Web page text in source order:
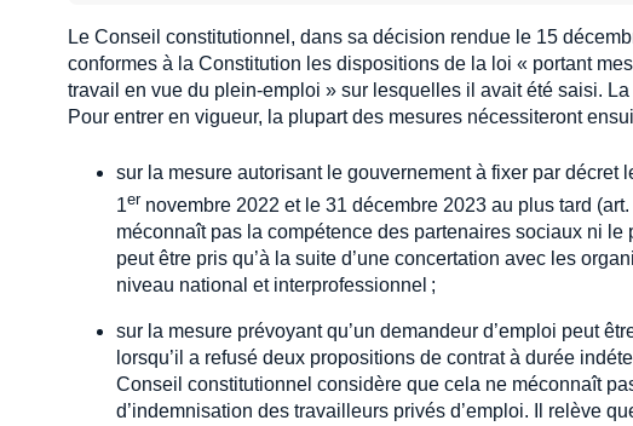
Le Conseil constitutionnel, dans sa décision rendue le 15
conformes à la Constitution les dispositions de la loi « portant
travail en vue du plein-emploi » sur lesquelles il avait été saisi.
Pour entrer en vigueur, la plupart des mesures nécessiteront
sur la mesure autorisant le gouvernement à fixer par décret
1er novembre 2022 et le 31 décembre 2023 au plus tard
méconnaît pas la compétence des partenaires sociaux ni
peut être pris qu’à la suite d’une concertation avec les
niveau national et interprofessionnel ;
sur la mesure prévoyant qu’un demandeur d’emploi peut
lorsqu’il a refusé deux propositions de contrat à durée
Conseil constitutionnel considère que cela ne méconnaît
d’indemnisation des travailleurs privés d’emploi. Il relève